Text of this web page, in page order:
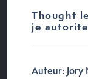
Thought
je
Auteur: Jory